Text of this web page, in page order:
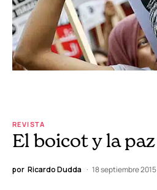
REVISTA
El boicot y la paz
por Ricardo Dudda 18 septiembre 2015